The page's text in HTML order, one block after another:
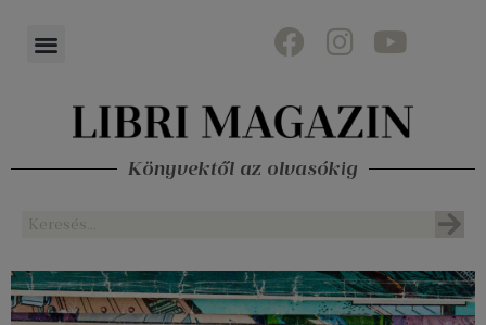
Könyvektől az olvasókig